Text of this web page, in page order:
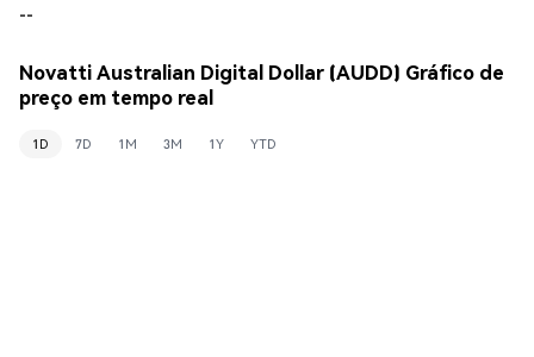
--
Novatti Australian Digital Dollar (AUDD) Gráfico de
preço em tempo real
1D 7D 1M 3M 1Y YTD